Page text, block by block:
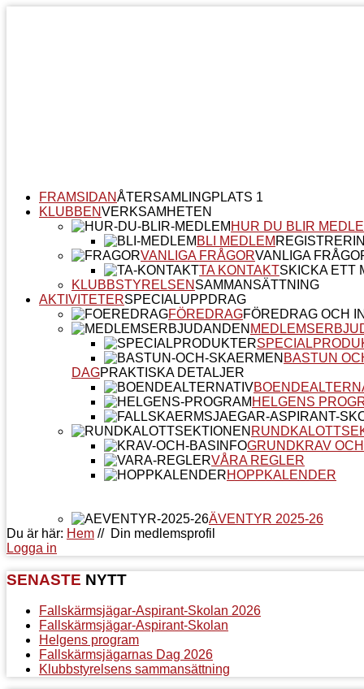
FRAMSIDANÅTERSAMLINGPLATS 1
KLUBBENVERKSAMHETEN
HUR DU BLIR
BLI MEDLEM
VANLIGA FRÅGORVANLIGA
TA KONTAKTSKICKA ETT
KLUBBSTYRELSEN SAMMANSÄTTNING
AKTIVITETERSPECIALUPPDRAG
FÖREDRAGFÖREDRAG OCH
BASTUN
DAGPRAKTISKA DETALJER
HELGENS
GRUNDKRAV
VÅRA REGLER
HOPPKALENDER
ÄVENTYR 2025-26
Du är här: Hem // Din medlemsprofil
Logga in
SENASTE NYTT
Fallskärmsjägar-Aspirant-Skolan 2026
Fallskärmsjägar-Aspirant-Skolan
Helgens program
Fallskärmsjägarnas Dag 2026
Klubbstyrelsens sammansättning